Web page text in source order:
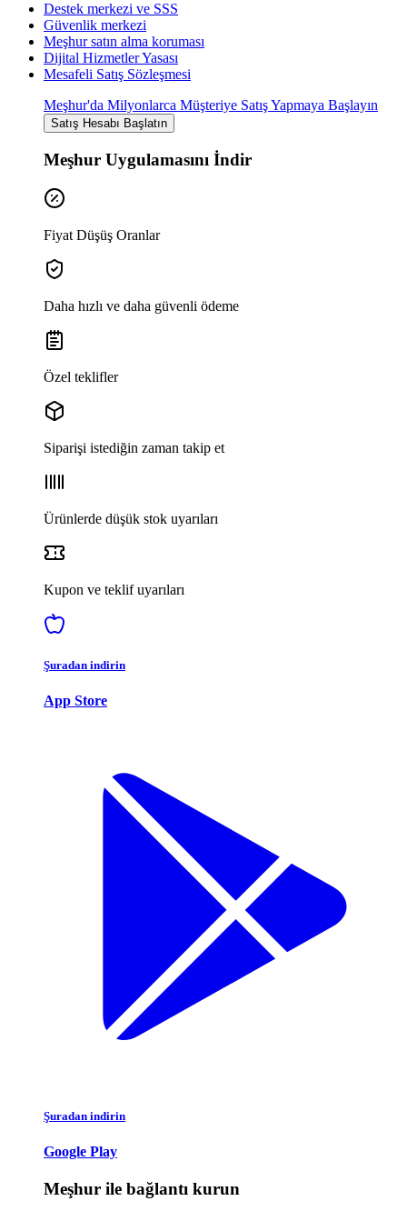
Destek merkezi ve SSS
Güvenlik merkezi
Meşhur satın alma koruması
Dijital Hizmetler Yasası
Mesafeli Satış Sözleşmesi
Meşhur'da Milyonlarca Müşteriye Satış Yapmaya Başlayın
Satış Hesabı Başlatın
Meşhur Uygulamasını İndir
Fiyat Düşüş Oranlar
Daha hızlı ve daha güvenli ödeme
Özel teklifler
Siparişi istediğin zaman takip et
Ürünlerde düşük stok uyarıları
Kupon ve teklif uyarıları
Şuradan indirin
App Store
Şuradan indirin
Google Play
Meşhur ile bağlantı kurun